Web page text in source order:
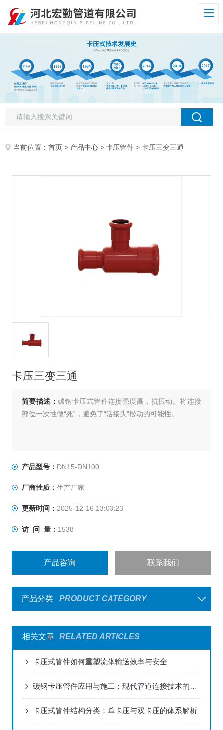
当前位置：首页 > 产品中心 >卡压管件 > 卡压三变三通
卡压三变三通
简要描述：碳钢卡压式管件连接强度高，抗振动。将连接
部位一次性做“死”，避免了“活接头”松动的可能性。
产品型号： DN15-DN100
厂商性质： 生产厂家
更新时间： 2025-12-16 13:03:23
访 问 量： 1538
产品咨询 联系我们
产品分类 PRODUCT CATEGORY
相关文章 RELATED ARTICLES
卡压式管件如何重塑流体输送效率与安全
碳钢卡压管件应用与施工：现代管道连接技术的革新
卡压式管件结构分类：单卡压与双卡压的体系解析